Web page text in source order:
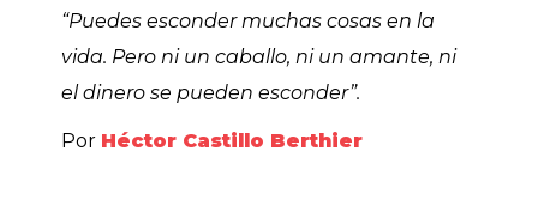
“Puedes esconder muchas cosas en la
vida. Pero ni un caballo, ni un amante, ni
el dinero se pueden esconder”.
Por Héctor Castillo Berthier